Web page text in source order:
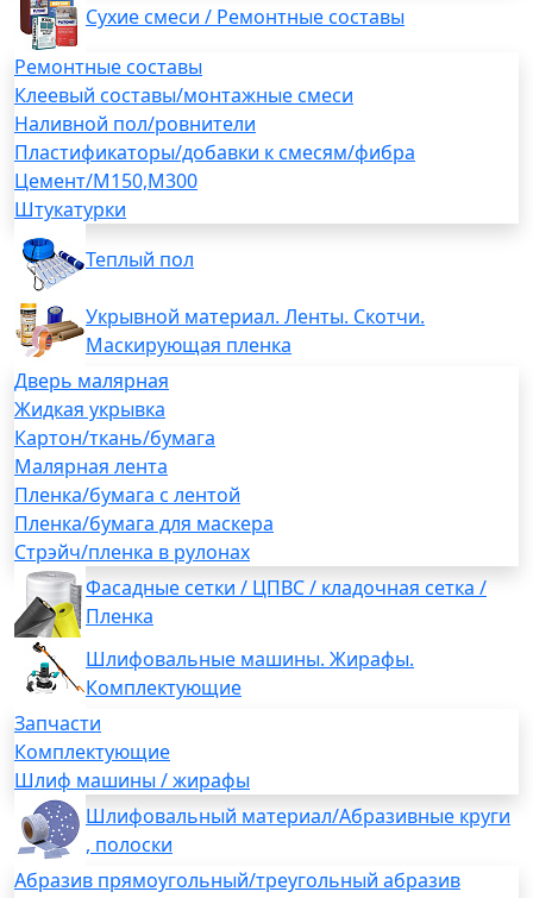
Сухие смеси / Ремонтные составы
Ремонтные составы
Клеевый составы/монтажные смеси
Наливной пол/ровнители
Пластификаторы/добавки к смесям/фибра
Цемент/М150,М300
Штукатурки
Теплый пол
Укрывной материал. Ленты. Скотчи.
Маскирующая пленка
Дверь малярная
Жидкая укрывка
Картон/ткань/бумага
Малярная лента
Пленка/бумага с лентой
Пленка/бумага для маскера
Стрэйч/пленка в рулонах
Фасадные сетки / ЦПВС / кладочная сетка /
Пленка
Шлифовальные машины. Жирафы.
Комплектующие
Запчасти
Комплектующие
Шлиф машины / жирафы
Шлифовальный материал/Абразивные круги
, полоски
Абразив прямоугольный/треугольный абразив